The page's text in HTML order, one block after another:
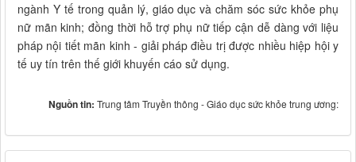
ngành Y tế trong quản lý, giáo dục và chăm sóc sức khỏe phụ
nữ mãn kinh; đồng thời hỗ trợ phụ nữ tiếp cận dễ dàng với liệu
pháp nội tiết mãn kinh - giải pháp điều trị được nhiều hiệp hội y
tế uy tín trên thế giới khuyến cáo sử dụng.
Nguồn tin: Trung tâm Truyền thông - Giáo dục sức khỏe trung ương: